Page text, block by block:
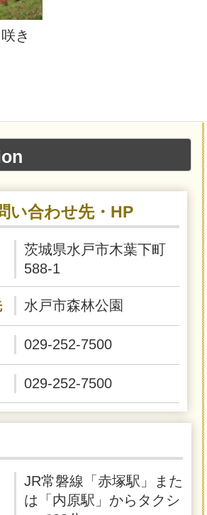
き
い合わせ先・HP
茨城県水戸市木葉下町
588-1
水戸市森林公園
029-252-7500
029-252-7500
JR常磐線「赤塚駅」また
は「内原駅」からタクシ